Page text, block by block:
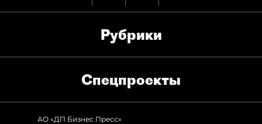
Рубрики
Спец­проекты
АО «ДП Бизнес Пресс»